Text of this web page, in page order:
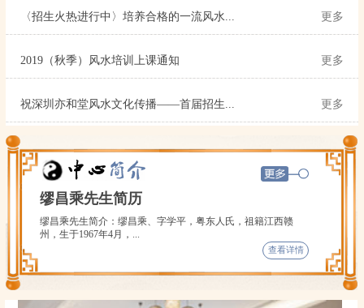
〈招生火热进行中〉培养合格的一流风水... 更多
2019（秋季）风水培训上课通知 更多
祝深圳亦和堂风水文化传播——首届招生... 更多
缪昌乘先生简历
缪昌乘先生简介：缪昌乘、字学平，粤东人氏，祖籍江西赣
州，生于1967年4月，...
查看详情